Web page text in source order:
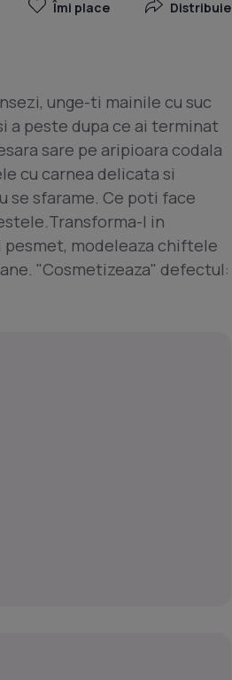
Îmi place Distribuie
unge-ti mainile cu suc
a peste dupa ce ai terminat
sare pe aripioara codala
cu carnea delicata si
se sfarame. Ce poti face
l in
modeleaza chiftele
"Cosmetizeaza" defectul: